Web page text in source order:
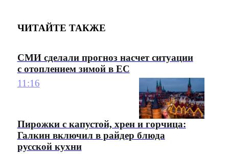
ЧИТАЙТЕ ТАКЖЕ
СМИ сделали прогноз насчет ситуации
с отоплением зимой в ЕС
11:16
Пирожки с капустой, хрен и горчица:
Галкин включил в райдер блюда
русской кухни